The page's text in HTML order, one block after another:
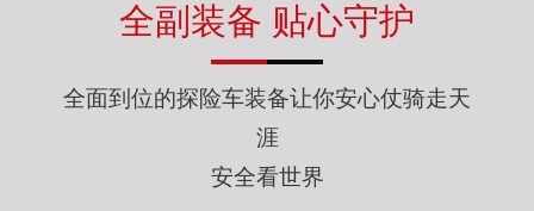
全副装备 贴心守护
全面到位的探险车装备让你安心仗骑走天
涯
安全看世界